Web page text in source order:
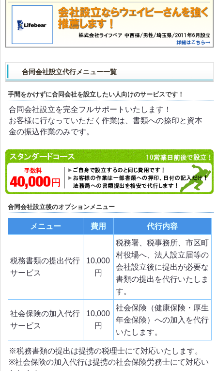
合同会社設立代行メニュー一覧
手間をかけずに合同会社を設立したい人向けのサービスです！
合同会社設立を完全フルサポートいたします！
お客様に行なっていただく作業は、書類への捺印と資本
金の振込作業のみです。
合同会社設立後のオプションメニュー
メニュー 費用 代行内容
税務書類の提出代行
サービス
10,000
円
税務署、税事務所、市区町
村役場へ、法人設立届等の
会社設立後に提出が必要な
書類の提出を代行いたしま
す。
社会保険の加入代行
サービス
10,000
円
社会保険（健康保険・厚生
年金保険）への加入を代行
いたします。
※税務書類の提出は提携の税理士にて対応いたします。
※社会保険の加入代行は提携の社会保険労務士にて対応い